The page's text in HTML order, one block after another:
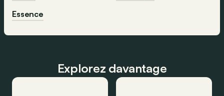
Essence
Explorez davantage